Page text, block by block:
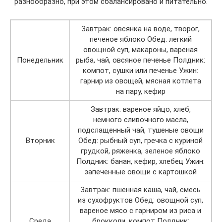
Понедельник
Завтрак: овсянка на воде, творог,
печеное яблоко Обед: легкий
овощной суп, макароны, вареная
рыба, чай, овсяное печенье Полдник:
компот, сушки или печенье Ужин:
гарнир из овощей, мясная котлета
на пару, кефир
Вторник
Завтрак: вареное яйцо, хлеб,
немного сливочного масла,
подслащенный чай, тушеные овощи
Обед: рыбный суп, гречка с куриной
грудкой, ряженка, зеленое яблоко
Полдник: банан, кефир, хлебец Ужин:
запеченные овощи с картошкой
Завтрак: пшенная каша, чай, смесь
из сухофруктов Обед: овощной суп,
вареное мясо с гарниром из риса и